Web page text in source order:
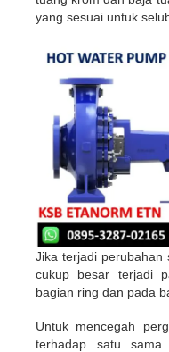
yang sesuai untuk
Jika terjadi perubahan
cukup besar terjadi
bagian ring dan pada
Untuk mencegah
terhadap satu